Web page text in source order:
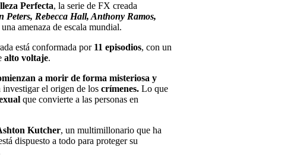
Perfecta, la serie de FX creada
Peters, Rebecca Hall, Anthony Ramos,
amenaza de escala mundial.
está conformada por 11 episodios, con un
alto voltaje.
a morir de forma misteriosa y
el origen de los crímenes. Lo que
que convierte a las personas en
Kutcher, un multimillonario que ha
dispuesto a todo para proteger su